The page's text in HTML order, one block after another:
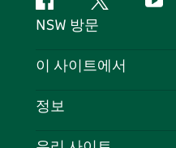
페
이
북
지
다
유
NSW 방문
문의하기
이 사이트에서
목적지
정보
여행 정보